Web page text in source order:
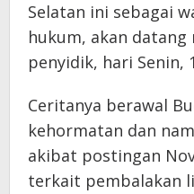
Selatan ini sebagai
hukum, akan
penyidik, hari Senin,
Ceritanya berawal
kehormatan dan
akibat postingan
terkait pembalakan